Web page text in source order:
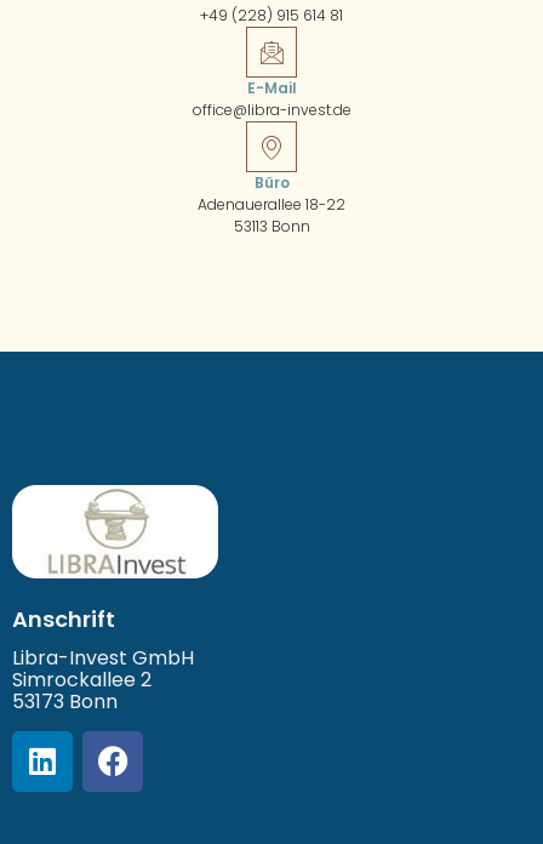
+49 (228) 915 614 81
E-Mail
office@libra-invest.de
Büro
Adenauerallee 18-22
53113 Bonn
Anschrift
Libra-Invest GmbH
Simrockallee 2
53173 Bonn